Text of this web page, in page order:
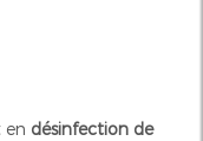
en désinfection de